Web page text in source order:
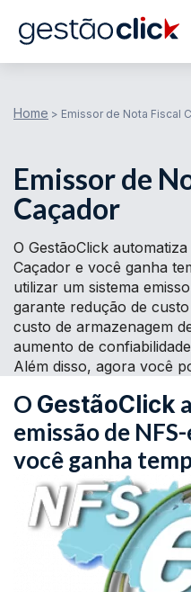
Home > Emissor de Nota Fiscal
Emissor de
Caçador
O GestãoClick
Caçador e você ganha
utilizar um sistema
garante redução de
custo de armazenagem
aumento de
Além disso, agora você
O GestãoClick
emissão de
você ganha